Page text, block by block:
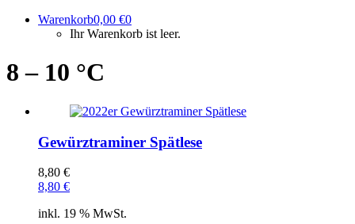
Warenkorb0,00 €0
Ihr Warenkorb ist leer.
8 – 10 °C
Gewürztraminer Spätlese
8,80 €
8,80 €
inkl. 19 % MwSt.